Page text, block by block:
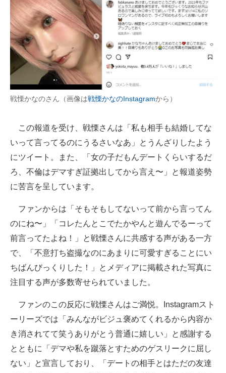
ITエンジニア向け専門サイト
企業向けIT製品の総合サイト
IT製品の技術・比較・事例
製造業のIT導入・活用を支援
モノづくり技術者専門サイト
エレクトロニクス専門サイト
電子設計の基本と応用
エネルギーの専門メディア
建設×テクノロジーの最前線
ちょっと気になるネットの話題
戦慄かなのさん（画像は戦慄かなのInstagramから）
この報道を受け、戦慄さんは「私も相手も結婚してな
いって言ってるのにうるさいなあ」とうんざりしたよう
にツイート。また、「女の子だもんデートくらいするだ
ろ、不倫はデマすぎ証拠出してから言え〜」と報道姿勢
に苦言を呈しています。
ファンからは「そもそもしてないって前から言ってん
のにね〜」「コレたんとこでたかやんと遊んでるーって
前言ってたよね！」と戦慄さんに共感する声がある一方
で、「不意打ち盗撮なのにあまりに可愛すぎることにい
ちばんびっくりした！」とメディアに掲載された写真に
注目する声が多数寄せられていました。
ファンのこの反応に戦慄さんはご満悦。Instagramスト
ーリーズでは「みんながビジュ褒めてくれるから内容か
き消されてて笑うありがとう普通に嬉しい」と感謝する
とともに「デマや私を蹴落とすためのゲスリークに屈し
ない」と宣言しており、「デートの相手とはただの友達